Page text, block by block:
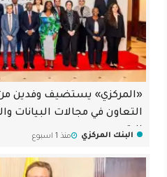
«المركزي» يستضيف وفدين من
التعاون في مجالات البيانات
الرقمي
البنك المركزي منذ 1 اسبوع